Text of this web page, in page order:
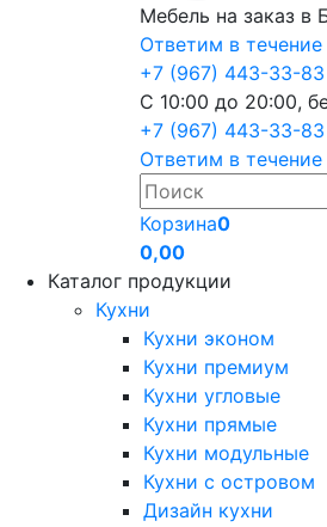
Мебель на заказ в
Ответим в течение
+7 (967) 443-33-83
С 10:00 до 20:00,
+7 (967) 443-33-83
Ответим в течение
Корзина0
0,00
Каталог продукции
Кухни
Кухни эконом
Кухни премиум
Кухни угловые
Кухни прямые
Кухни модульные
Кухни с островом
Дизайн кухни